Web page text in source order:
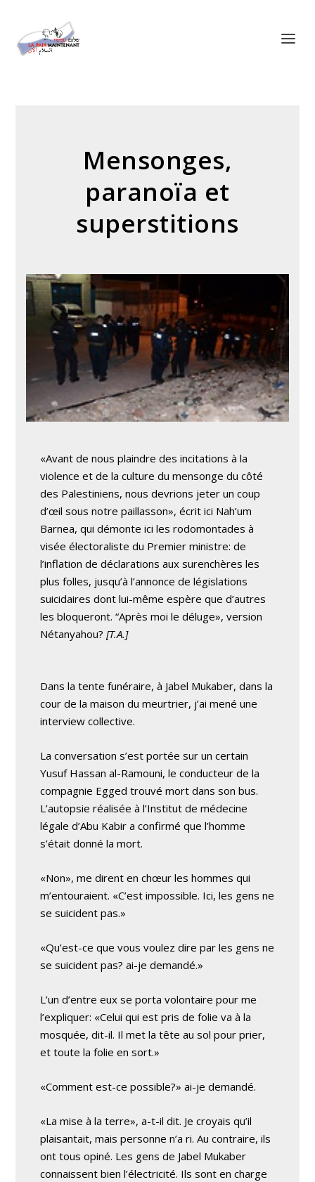
Mensonges,
paranoïa et
superstitions
«Avant de nous plaindre des incitations à la
violence et de la culture du mensonge du côté
des Palestiniens, nous devrions jeter un coup
d’œil sous notre paillasson», écrit ici Nah’um
Barnea, qui démonte ici les rodomontades à
visée électoraliste du Premier ministre: de
l’inflation de déclarations aux surenchères les
plus folles, jusqu’à l’annonce de législations
suicidaires dont lui-même espère que d’autres
les bloqueront. “Après moi le déluge», version
Nétanyahou?[T.A.]
Dans la tente funéraire, à Jabel Mukaber, dans la
cour de la maison du meurtrier, j’ai mené une
interview collective.
La conversation s’est portée sur un certain
Yusuf Hassan al-Ramouni, le conducteur de la
compagnie Egged trouvé mort dans son bus.
L’autopsie réalisée à l’Institut de médecine
légale d’Abu Kabir a confirmé que l’homme
s’était donné la mort.
«Non», me dirent en chœur les hommes qui
m’entouraient. «C’est impossible. Ici, les gens ne
se suicident pas.»
«Qu’est-ce que vous voulez dire par les gens ne
se suicident pas? ai-je demandé.»
L’un d’entre eux se porta volontaire pour me
l’expliquer: «Celui qui est pris de folie va à la
mosquée, dit-il. Il met la tête au sol pour prier,
et toute la folie en sort.»
«Comment est-ce possible?» ai-je demandé.
«La mise à la terre», a-t-il dit. Je croyais qu’il
plaisantait, mais personne n’a ri. Au contraire, ils
ont tous opiné. Les gens de Jabel Mukaber
connaissent bien l’électricité. Ils sont en charge